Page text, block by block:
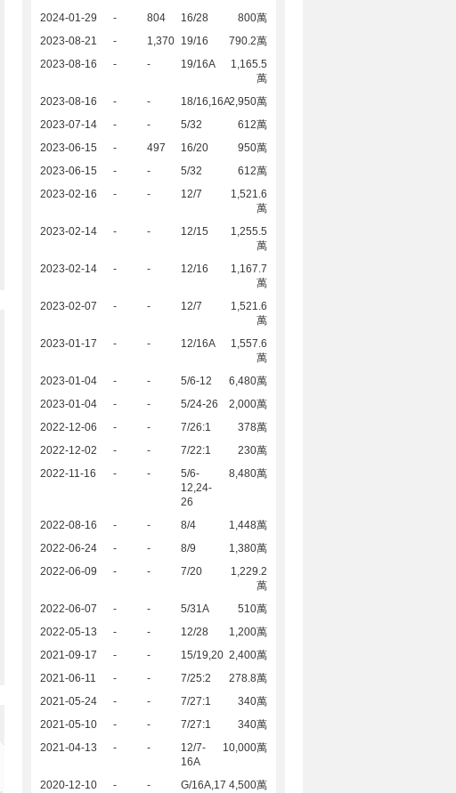
2024-01-29
- 804 16/28
800萬
2023-08-21
- 1,370 19/16
790.2萬
2023-08-16
- - 19/16A
1,165.5
萬
2023-08-16
- - 18/16,16A2,950萬
2023-07-14
- - 5/32
612萬
2023-06-15
- 497 16/20
950萬
2023-06-15
- - 5/32
612萬
2023-02-16
- - 12/7
1,521.6
萬
2023-02-14
- - 12/15
1,255.5
萬
2023-02-14
- - 12/16
1,167.7
萬
2023-02-07
- - 12/7
1,521.6
萬
2023-01-17
- - 12/16A
1,557.6
萬
2023-01-04
- - 5/6-12
6,480萬
2023-01-04
- - 5/24-26
2,000萬
2022-12-06
- - 7/26:1
378萬
2022-12-02
- - 7/22:1
230萬
2022-11-16
- -
5/6-
12,24-
26
8,480萬
2022-08-16 - - 8/4
1,448萬
2022-06-24
- - 8/9
1,380萬
2022-06-09
- - 7/20
1,229.2
萬
2022-06-07
- - 5/31A
510萬
2022-05-13
- - 12/28
1,200萬
2021-09-17
- - 15/19,20 2,400萬
2021-06-11
- - 7/25:2
278.8萬
2021-05-24
- - 7/27:1
340萬
2021-05-10
- - 7/27:1
340萬
2021-04-13
- -
12/7-
16A
10,000萬
2020-12-10 - - G/16A,17 4,500萬